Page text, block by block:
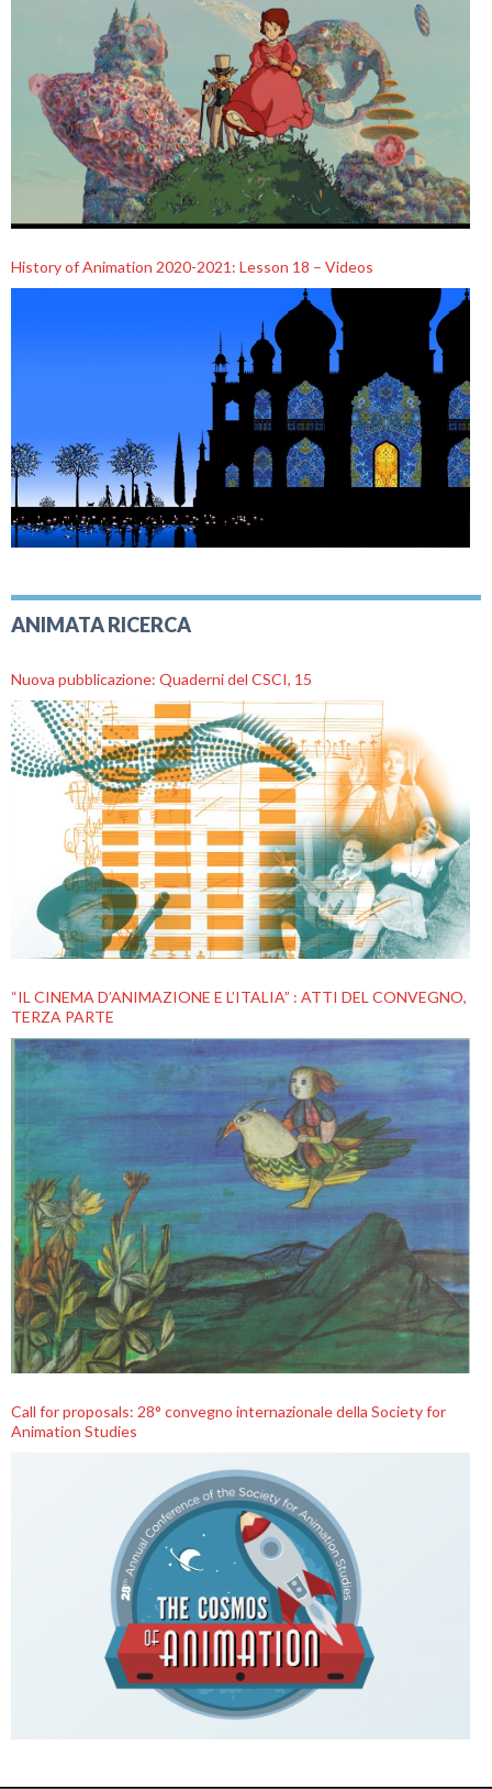
History of Animation 2020-2021: Lesson 18 – Videos
ANIMATA RICERCA
Nuova pubblicazione: Quaderni del CSCI, 15
“IL CINEMA D’ANIMAZIONE E L’ITALIA” : ATTI DEL CONVEGNO,
TERZA PARTE
Call for proposals: 28° convegno internazionale della Society for
Animation Studies